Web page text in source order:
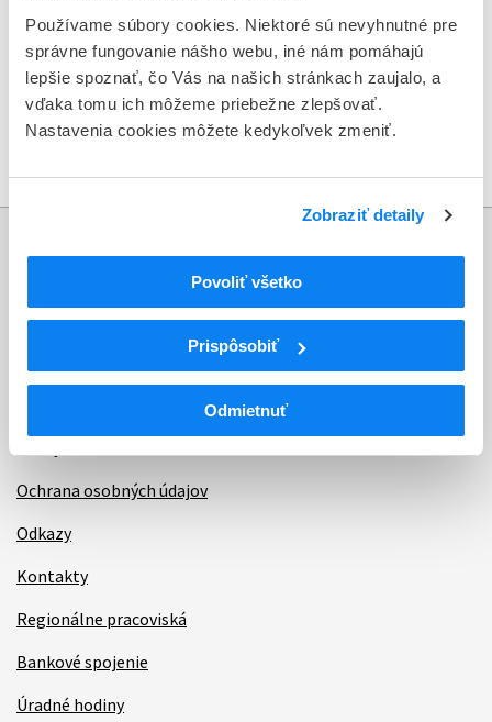
Používame súbory cookies. Niektoré sú nevyhnutné pre
správne fungovanie nášho webu, iné nám pomáhajú
lepšie spoznať, čo Vás na našich stránkach zaujalo, a
vďaka tomu ich môžeme priebežne zlepšovať.
Nastavenia cookies môžete kedykoľvek zmeniť.
Zobraziť detaily
Povoliť všetko
Prispôsobiť
Odmietnuť
pracovisko Zvolen: Na Rákoši 9263
960 01 Zvolen
pracovisko Košice:Gemerská 3
040 01 Košice
Informácie
Aktuality
Dotazník spokojnosti zákazníka
Ochrana osobných údajov
Odkazy
Kontakty
Regionálne pracoviská
Bankové spojenie
Úradné hodiny